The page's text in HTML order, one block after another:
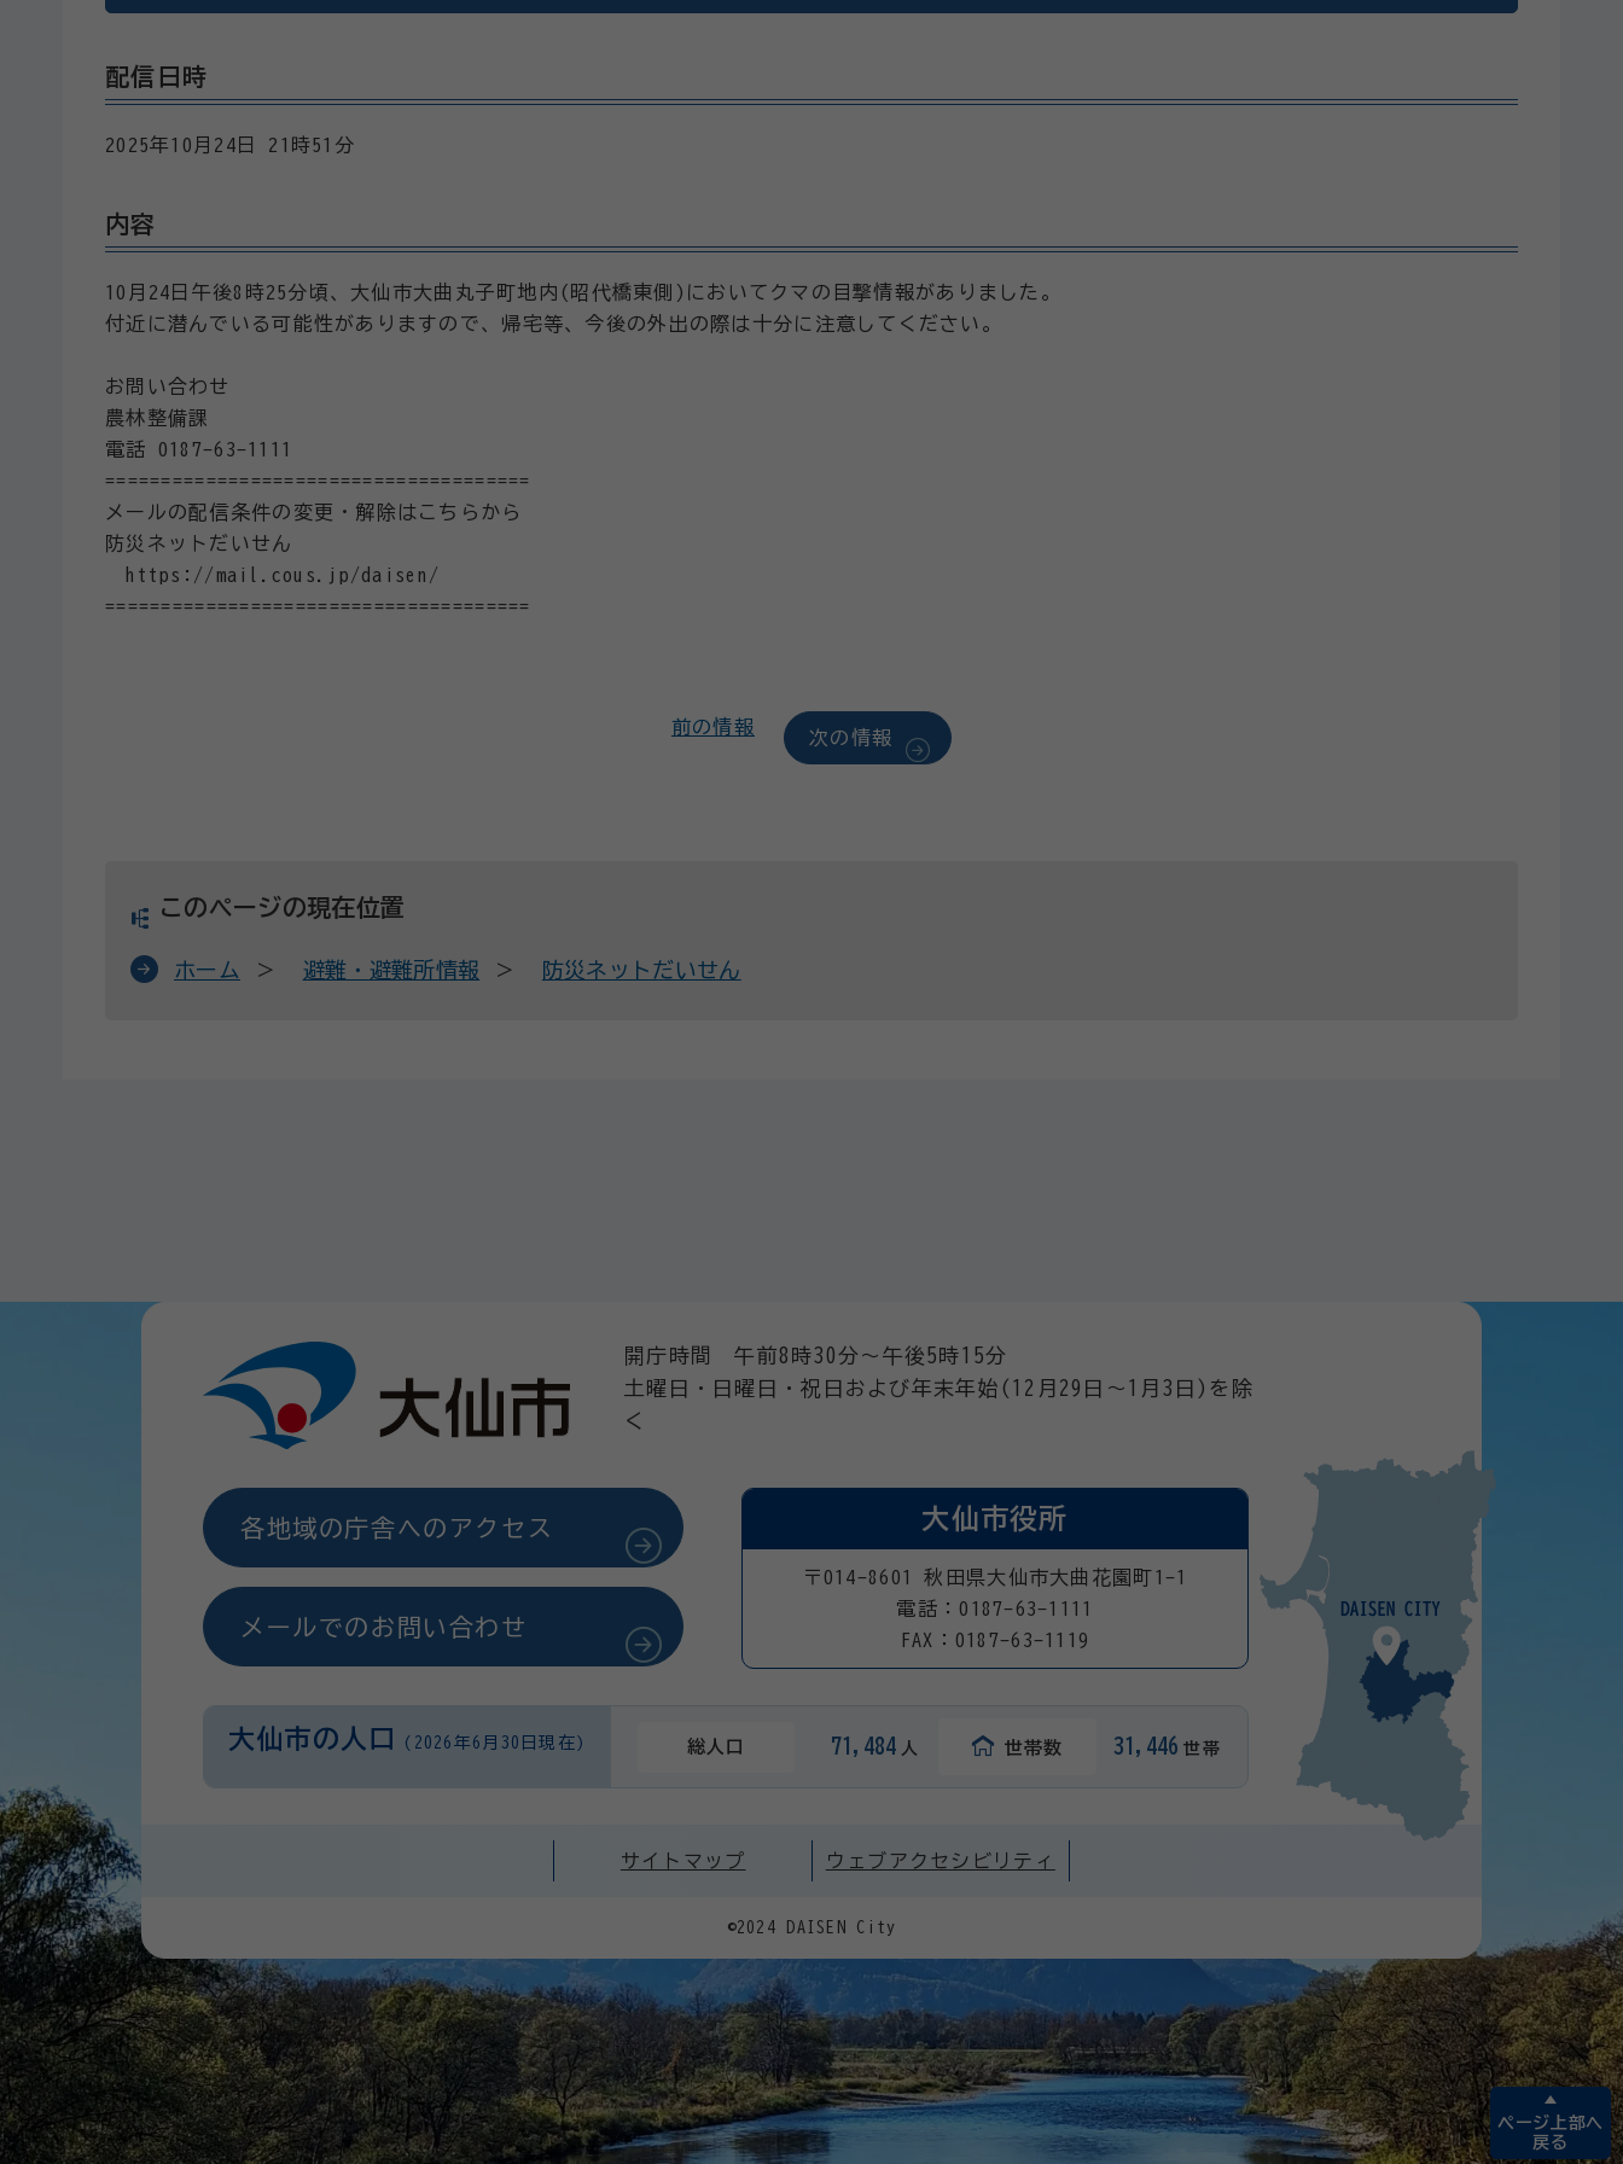
配信日時
2025年10月24日 21時51分
内容
10月24日午後8時25分頃、大仙市大曲丸子町地内(昭代橋東側)においてクマの目撃情報がありました。
付近に潜んでいる可能性がありますので、帰宅等、今後の外出の際は十分に注意してください。
お問い合わせ
農林整備課
電話 0187-63-1111
======================================
メールの配信条件の変更・解除はこちらから
防災ネットだいせん
https://mail.cous.jp/daisen/
======================================
前の情報
次の情報
このページの現在位置
ホーム 避難・避難所情報 防災ネットだいせん
開庁時間 午前8時30分～午後5時15分
土曜日・日曜日・祝日および年末年始(12月29日～1月3日)を除
く
各地域の庁舎へのアクセス
メールでのお問い合わせ
大仙市役所
〒014-8601 秋田県大仙市大曲花園町1-1
電話：0187-63-1111
FAX：0187-63-1119
大仙市の人口 (2026年6月30日現在) 総人口 71,484 人 世帯数 31,446 世帯
サイトマップ ウェブアクセシビリティ
©2024 DAISEN City
ページ上部へ
戻る